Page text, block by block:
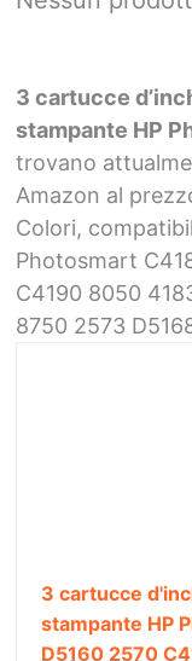
3 cartucce
stampante HP
trovano
Amazon al
Colori,
Photosmart
C4190 8050
8750 2573
3 cartucce
stampante HP
D5160 2570